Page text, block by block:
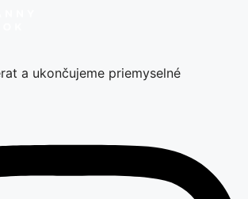
a ukončujeme priemyselné